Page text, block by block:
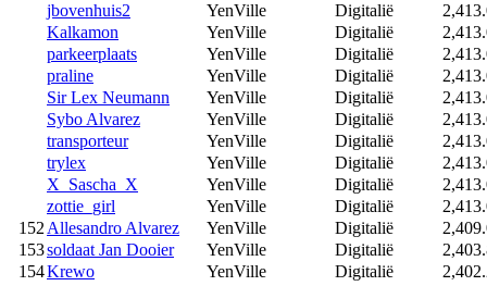
jbovenhuis2
YenVille Digitalië
Kalkamon
YenVille Digitalië
parkeerplaats
YenVille Digitalië
praline
YenVille Digitalië
Sir Lex Neumann
YenVille Digitalië
Sybo Alvarez
YenVille Digitalië
transporteur
YenVille Digitalië
trylex
YenVille Digitalië
X_Sascha_X
YenVille Digitalië
zottie_girl
YenVille Digitalië
152Allesandro Alvarez YenVille Digitalië
153soldaat Jan Dooier YenVille Digitalië
154Krewo YenVille Digitalië